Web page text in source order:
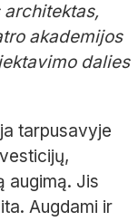
architektas,
akademijos
dalies
tarpusavyje
augimą. Jis
Augdami ir